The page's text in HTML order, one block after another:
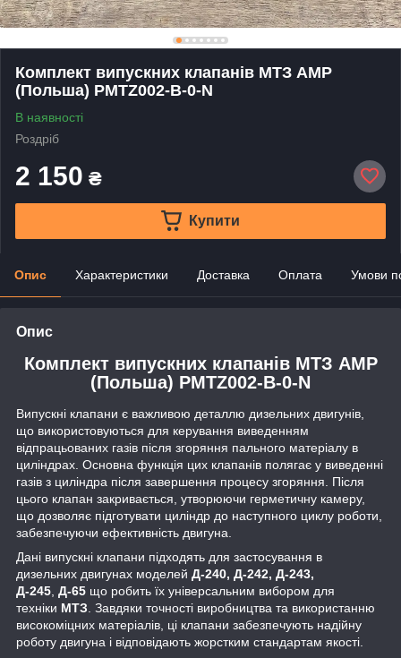
Комплект випускних клапанів МТЗ AMP
(Польша) PMTZ002-B-0-N
В наявності
Роздріб
2 150 ₴
Купити
Опис Характеристики Доставка Оплата Умови
Опис
Комплект випускних клапанів МТЗ AMP
(Польша) PMTZ002-B-0-N
Випускні клапани є важливою деталлю дизельних двигунів,
що використовуються для керування виведенням
відпрацьованих газів після згоряння пального матеріалу в
циліндрах. Основна функція цих клапанів полягає у виведенні
газів з циліндра після завершення процесу згоряння. Після
цього клапан закривається, утворюючи герметичну камеру,
що дозволяє підготувати циліндр до наступного циклу роботи,
забезпечуючи ефективність двигуна.
Дані випускні клапани підходять для застосування в
дизельних двигунах моделей Д-240, Д-242, Д-243,
Д-245, Д-65 що робить їх універсальним вибором для
техніки МТЗ. Завдяки точності виробництва та використанню
високоміцних матеріалів, ці клапани забезпечують надійну
роботу двигуна і відповідають жорстким стандартам якості.